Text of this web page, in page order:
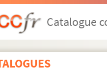
Catalogue